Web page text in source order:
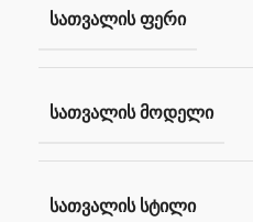
ᲡᲐᲗᲕᲐᲚᲘᲡ ᲤᲔᲠᲘ
ᲡᲐᲗᲕᲐᲚᲘᲡ ᲛᲝᲓᲔᲚᲘ
ᲡᲐᲗᲕᲐᲚᲘᲡ ᲡᲢᲘᲚᲘ